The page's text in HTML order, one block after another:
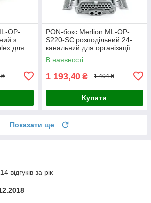
OP-
з
для
₴
PON-бокс Merlion ML-OP-
S220-SC розподільний 24-
канальний для організації
волоконно-оптичних мереж з
адаптерами SC Simplex та
В наявності
1 193,40 ₴ 1 404 ₴
Купити
Показати ще
відгуків за рік